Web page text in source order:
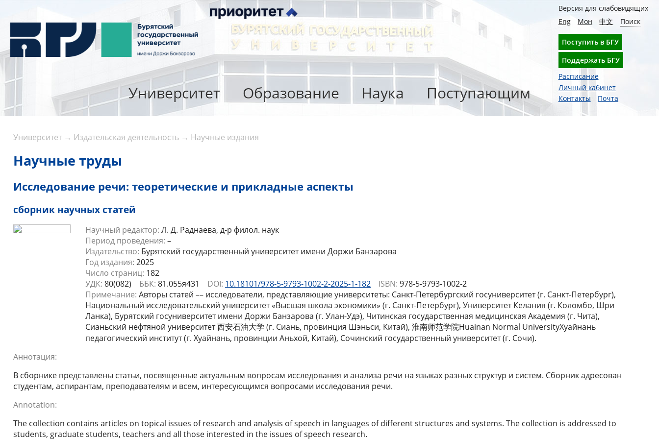
Версия для слабовидящих
Eng
Мон 中文 Поиск
Поступить в БГУ
Поддержать БГУ
Расписание
Личный кабинет
Контакты
Почта
Университет Образование Наука Поступающим
Университет→ Издательская деятельность→ Научные издания
Научные труды
Исследование речи: теоретические и прикладные аспекты
сборник научных статей
Научный редактор: Л. Д. Раднаева, д-р филол. наук
Период проведения: –
Издательство: Бурятский государственный университет имени Доржи Банзарова
Год издания: 2025
Число страниц: 182
УДК: 80(082) ББК: 81.055я431 DOI: 10.18101/978-5-9793-1002-2-2025-1-182 ISBN: 978-5-9793-1002-2
Примечание: Авторы статей –– исследователи, представляющие университеты: Санкт-Петербургский госуниверситет (г. Санкт-Петербург),
Национальный исследовательский университет «Высшая школа экономики» (г. Санкт-Петербург), Университет Келания (г. Коломбо, Шри
Ланка), Бурятский госуниверситет имени Доржи Банзарова (г. Улан-Удэ), Читинская государственная медицинская Академия (г. Чита),
Сианьский нефтяной университет 西安石油大学 (г. Сиань, провинция Шэньси, Китай), 淮南师范学院Huainan Normal UniversityХуайнань
педагогический институт (г. Хуайнань, провинции Аньхой, Китай), Сочинский государственный университет (г. Сочи).
Аннотация:
В сборнике представлены статьи, посвященные актуальным вопросам исследования и анализа речи на языках разных структур и систем. Сборник адресован
студентам, аспирантам, преподавателям и всем, интересующимся вопросами исследования речи.
Annotation:
The collection contains articles on topical issues of research and analysis of speech in languages of different structures and systems. The collection is addressed to
students, graduate students, teachers and all those interested in the issues of speech research.